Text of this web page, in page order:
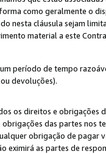
como geralmente o
nesta cláusula sejam
material a este
período de tempo
devoluções).
os direitos e obrigações
das partes nos
obrigação de
eximirá as partes de